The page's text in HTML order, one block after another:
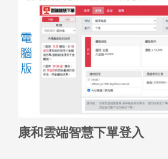
康和雲端智慧下單登入